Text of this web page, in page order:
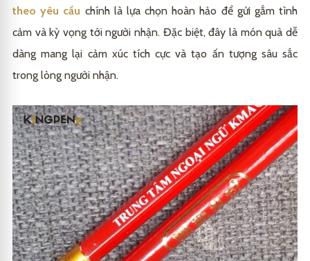
theo yêu cầu chính là lựa chọn hoàn hảo để gửi gắm tình
cảm và kỳ vọng tới người nhận. Đặc biệt, đây là món quà dễ
dàng mang lại cảm xúc tích cực và tạo ấn tượng sâu sắc
trong lòng người nhận.